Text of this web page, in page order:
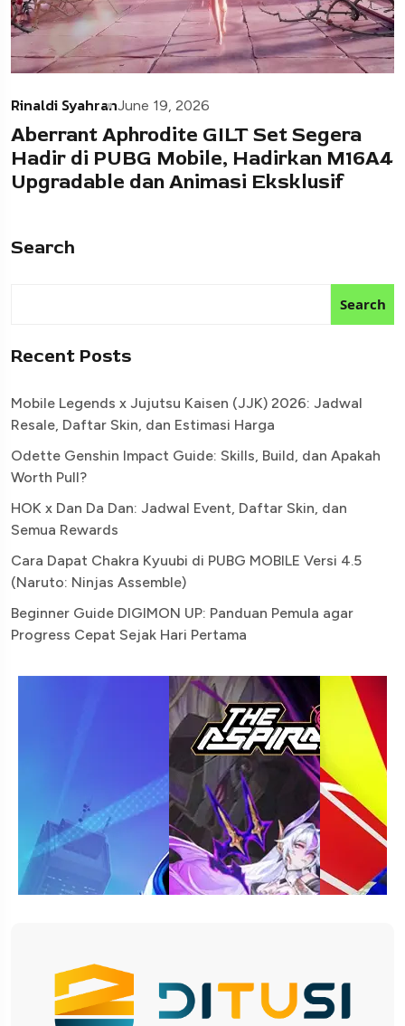
Rinaldi SyahranJune 19, 2026
Aberrant Aphrodite GILT Set Segera
Hadir di PUBG Mobile, Hadirkan M16A4
Upgradable dan Animasi Eksklusif
Search
Search
Recent Posts
Mobile Legends x Jujutsu Kaisen (JJK) 2026: Jadwal
Resale, Daftar Skin, dan Estimasi Harga
Odette Genshin Impact Guide: Skills, Build, dan Apakah
Worth Pull?
HOK x Dan Da Dan: Jadwal Event, Daftar Skin, dan
Semua Rewards
Cara Dapat Chakra Kyuubi di PUBG MOBILE Versi 4.5
(Naruto: Ninjas Assemble)
Beginner Guide DIGIMON UP: Panduan Pemula agar
Progress Cepat Sejak Hari Pertama